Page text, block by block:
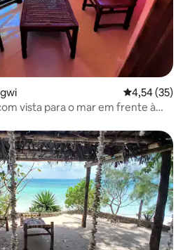
4,54 de uma
4,54 (35)
vista para o mar em frente à